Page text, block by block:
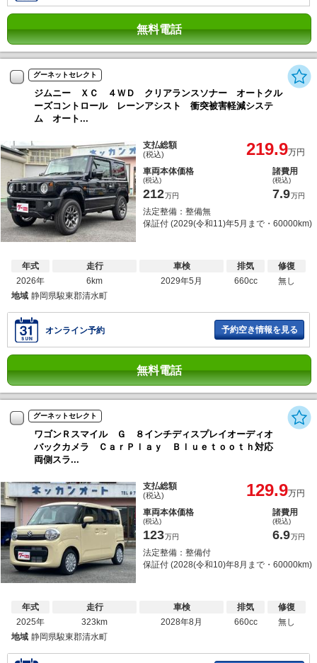
無料電話
グーネットセレクト
ジムニー ＸＣ ４ＷＤ クリアランスソナー オートクル
ーズコントロール レーンアシスト 衝突被害軽減システ
ム オート...
支払総額
(税込) 219.9万円
車両本体価格
(税込)
212万円
諸費用
(税込)
7.9万円
法定整備：整備無
保証付 (2029(令和11)年5月まで・60000km)
年式
2026年
走行
6km
車検
2029年5月
排気
660cc
修復
無し
地域 静岡県駿東郡清水町
オンライン予約 予約空き情報を見る
無料電話
グーネットセレクト
ワゴンＲスマイル Ｇ ８インチディスプレイオーディオ
バックカメラ ＣａｒＰｌａｙ Ｂｌｕｅｔｏｏｔｈ対応
両側スラ...
支払総額
(税込) 129.9万円
車両本体価格
(税込)
123万円
諸費用
(税込)
6.9万円
法定整備：整備付
保証付 (2028(令和10)年8月まで・60000km)
年式
2025年
走行
323km
車検
2028年8月
排気
660cc
修復
無し
地域 静岡県駿東郡清水町